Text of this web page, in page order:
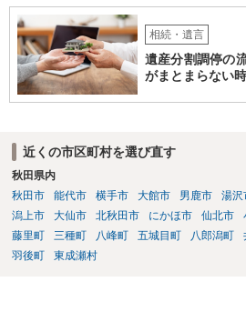
相続・遺言
遺産分割調停の
がまとまらない
近くの市区町村を選び直す
秋田県内
秋田市
能代市 横手市 大館市 男鹿市 湯沢
潟上市
大仙市 北秋田市 にかほ市 仙北市
藤里町
三種町 八峰町 五城目町 八郎潟町
羽後町
東成瀬村